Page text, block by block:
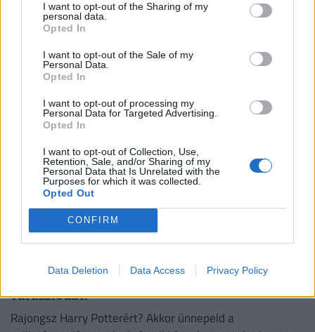
I want to opt-out of the Sharing of my
personal data.
Opted In
I want to opt-out of the Sale of my
Personal Data.
Opted In
I want to opt-out of processing my
Personal Data for Targeted Advertising.
Opted In
I want to opt-out of Collection, Use,
Retention, Sale, and/or Sharing of my
Personal Data that Is Unrelated with the
Purposes for which it was collected.
Opted Out
CONFIRM
Data Deletion Data Access Privacy Policy
elbuknak!
A nyárhoz kapcsolódó régi magyar mondások között
akadnak könnyűek és igazi fejtörők is. Vajon neked
sikerül összegyűjteni a maximális pontszámot?
sikerül 10 ponttal ünnepelned kedvenc
varázslódat?
Rajongsz Harry Potterért? Akkor ünnepeld a